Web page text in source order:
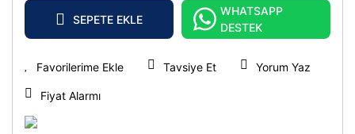
SEPETE EKLE
WHATSAPP
DESTEK
Tavsiye Et Yorum Yaz
Fiyat Alarmı